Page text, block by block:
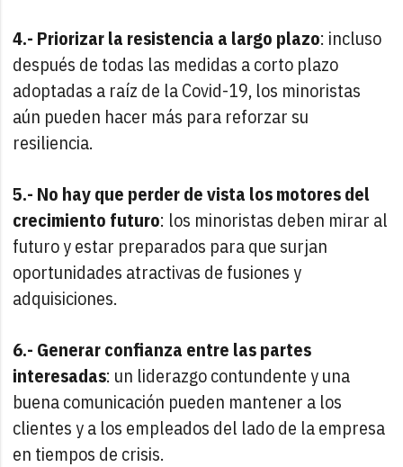
4.- Priorizar la resistencia a largo plazo: incluso
después de todas las medidas a corto plazo
adoptadas a raíz de la Covid-19, los minoristas
aún pueden hacer más para reforzar su
resiliencia.
5.- No hay que perder de vista los motores del
crecimiento futuro: los minoristas deben mirar al
futuro y estar preparados para que surjan
oportunidades atractivas de fusiones y
adquisiciones.
6.- Generar confianza entre las partes
interesadas: un liderazgo contundente y una
buena comunicación pueden mantener a los
clientes y a los empleados del lado de la empresa
en tiempos de crisis.